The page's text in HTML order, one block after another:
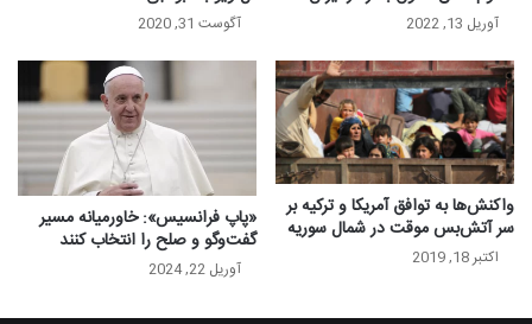
آوریل 13, 2022 آگوست 31, 2020
واکنش‌ها به توافق آمریکا و ترکیه بر
سر آتش‌بس موقت در شمال سوریه
اکتبر 18, 2019
«پاپ فرانسیس»: خاورمیانه مسیر
گفت‌وگو و صلح را انتخاب کنند
آوریل 22, 2024